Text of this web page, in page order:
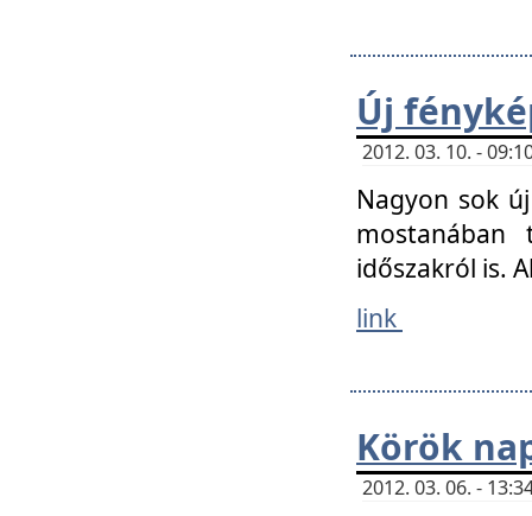
Új
2012. 03. 10. -
Nagyon sok
mostanában
időszakról is.
link
Körök
2012. 03. 06. -